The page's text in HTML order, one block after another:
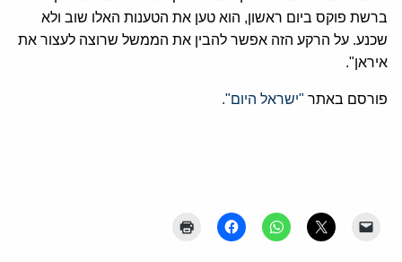
ברשת פוקס ביום ראשון, הוא טען את הטענות האלו שוב ולא
שכנע. על הרקע הזה אפשר להבין את הממשל שרוצה לעצור את
איראן".
פורסם באתר "ישראל היום".